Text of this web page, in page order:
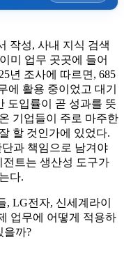
작성, 사내 지식 검색
미 업무 곳곳에 들어
년 조사에 따르면, 685
에 활용 중이었고 대기
도입률이 곧 성과를 뜻
기업들이 주로 마주한
할 것인가에 있었다.
과 책임으로 남겨야
트는 생산성 도구가
다.
LG전자, 신세계라이
업무에 어떻게 적용하
을까?